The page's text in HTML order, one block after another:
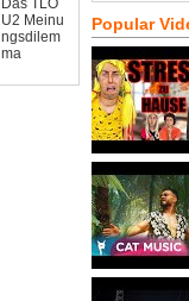
Das TLO
U2 Meinu
ngsdilem
ma
Popular